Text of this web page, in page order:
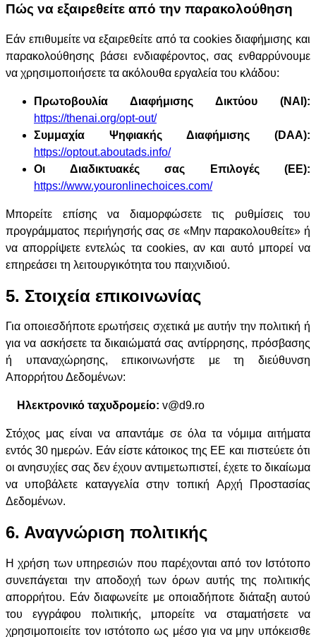
Πώς να εξαιρεθείτε από την παρακολούθηση
Εάν επιθυμείτε να εξαιρεθείτε από τα cookies διαφήμισης και
παρακολούθησης βάσει ενδιαφέροντος, σας ενθαρρύνουμε
να χρησιμοποιήσετε τα ακόλουθα εργαλεία του κλάδου:
Πρωτοβουλία Διαφήμισης Δικτύου (NAI):
https://thenai.org/opt-out/
Συμμαχία Ψηφιακής Διαφήμισης (DAA):
https://optout.aboutads.info/
Οι Διαδικτυακές σας Επιλογές (ΕΕ):
https://www.youronlinechoices.com/
Μπορείτε επίσης να διαμορφώσετε τις ρυθμίσεις του
προγράμματος περιήγησής σας σε «Μην παρακολουθείτε» ή
να απορρίψετε εντελώς τα cookies, αν και αυτό μπορεί να
επηρεάσει τη λειτουργικότητα του παιχνιδιού.
5. Στοιχεία επικοινωνίας
Για οποιεσδήποτε ερωτήσεις σχετικά με αυτήν την πολιτική ή
για να ασκήσετε τα δικαιώματά σας αντίρρησης, πρόσβασης
ή υπαναχώρησης, επικοινωνήστε με τη διεύθυνση
Απορρήτου Δεδομένων:
Ηλεκτρονικό ταχυδρομείο: v@d9.ro
Στόχος μας είναι να απαντάμε σε όλα τα νόμιμα αιτήματα
εντός 30 ημερών. Εάν είστε κάτοικος της ΕΕ και πιστεύετε ότι
οι ανησυχίες σας δεν έχουν αντιμετωπιστεί, έχετε το δικαίωμα
να υποβάλετε καταγγελία στην τοπική Αρχή Προστασίας
Δεδομένων.
6. Αναγνώριση πολιτικής
Η χρήση των υπηρεσιών που παρέχονται από τον Ιστότοπο
συνεπάγεται την αποδοχή των όρων αυτής της πολιτικής
απορρήτου. Εάν διαφωνείτε με οποιαδήποτε διάταξη αυτού
του εγγράφου πολιτικής, μπορείτε να σταματήσετε να
χρησιμοποιείτε τον ιστότοπο ως μέσο για να μην υπόκεισθε